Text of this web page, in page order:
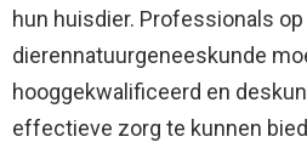
hun huisdier. Professionals
dierennatuurgeneeskunde
hooggekwalificeerd en
effectieve zorg te kunnen